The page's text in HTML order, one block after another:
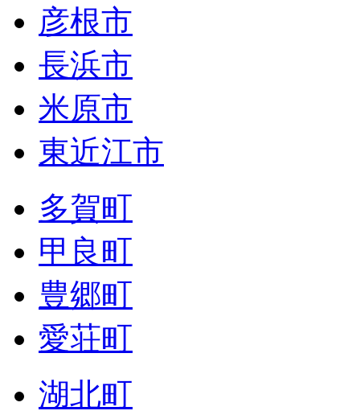
彦根市
長浜市
米原市
東近江市
多賀町
甲良町
豊郷町
愛荘町
湖北町